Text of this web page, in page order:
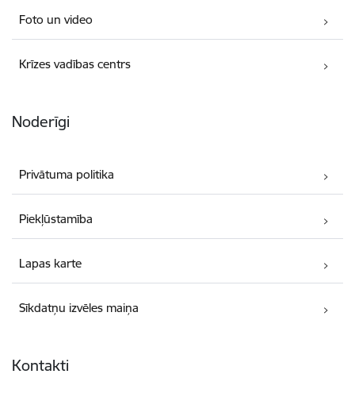
Foto un video
Krīzes vadības centrs
Noderīgi
Privātuma politika
Piekļūstamība
Lapas karte
Sīkdatņu izvēles maiņa
Kontakti